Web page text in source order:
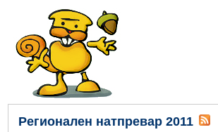
Регионален натпревар 2011